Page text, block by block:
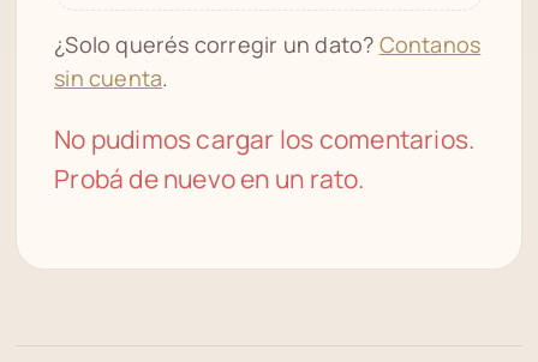
¿Solo querés corregir un dato? Contanos
sin cuenta.
No pudimos cargar los comentarios.
Probá de nuevo en un rato.